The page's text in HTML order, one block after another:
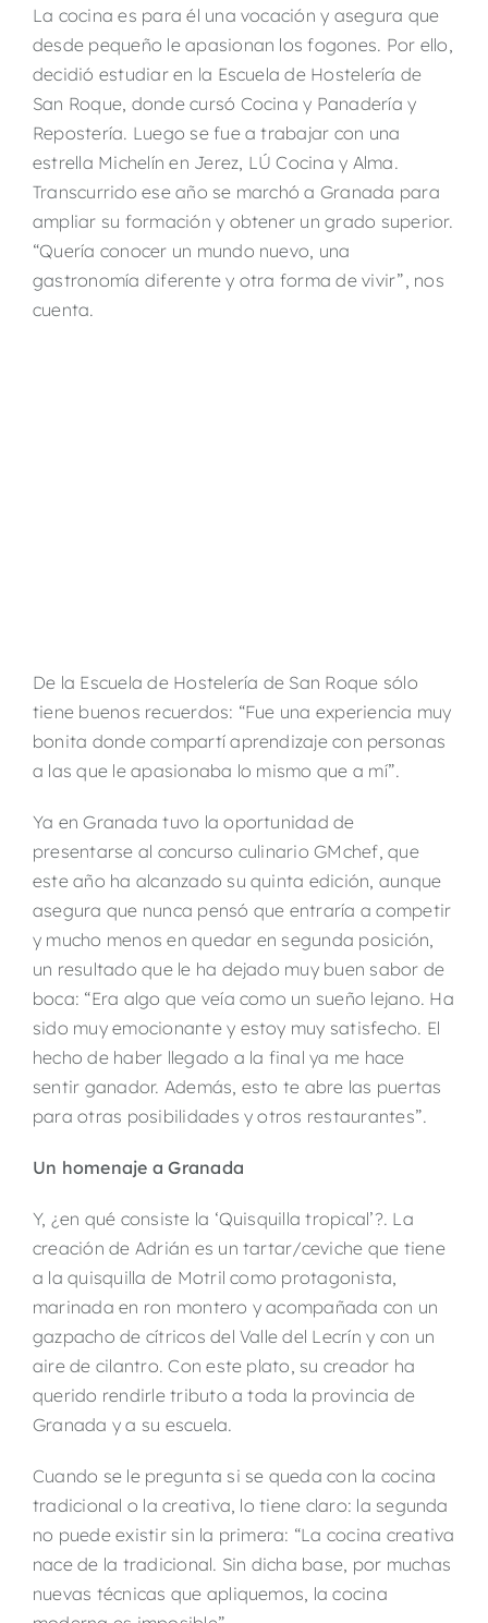
La cocina es para él una vocación y asegura que
desde pequeño le apasionan los fogones. Por ello,
decidió estudiar en la Escuela de Hostelería de
San Roque, donde cursó Cocina y Panadería y
Repostería. Luego se fue a trabajar con una
estrella Michelín en Jerez, LÚ Cocina y Alma.
Transcurrido ese año se marchó a Granada para
ampliar su formación y obtener un grado superior.
“Quería conocer un mundo nuevo, una
gastronomía diferente y otra forma de vivir”, nos
cuenta.
De la Escuela de Hostelería de San Roque sólo
tiene buenos recuerdos: “Fue una experiencia muy
bonita donde compartí aprendizaje con personas
a las que le apasionaba lo mismo que a mí”.
Ya en Granada tuvo la oportunidad de
presentarse al concurso culinario GMchef, que
este año ha alcanzado su quinta edición, aunque
asegura que nunca pensó que entraría a competir
y mucho menos en quedar en segunda posición,
un resultado que le ha dejado muy buen sabor de
boca: “Era algo que veía como un sueño lejano. Ha
sido muy emocionante y estoy muy satisfecho. El
hecho de haber llegado a la final ya me hace
sentir ganador. Además, esto te abre las puertas
para otras posibilidades y otros restaurantes”.
Un homenaje a Granada
Y, ¿en qué consiste la ‘Quisquilla tropical’?. La
creación de Adrián es un tartar/ceviche que tiene
a la quisquilla de Motril como protagonista,
marinada en ron montero y acompañada con un
gazpacho de cítricos del Valle del Lecrín y con un
aire de cilantro. Con este plato, su creador ha
querido rendirle tributo a toda la provincia de
Granada y a su escuela.
Cuando se le pregunta si se queda con la cocina
tradicional o la creativa, lo tiene claro: la segunda
no puede existir sin la primera: “La cocina creativa
nace de la tradicional. Sin dicha base, por muchas
nuevas técnicas que apliquemos, la cocina